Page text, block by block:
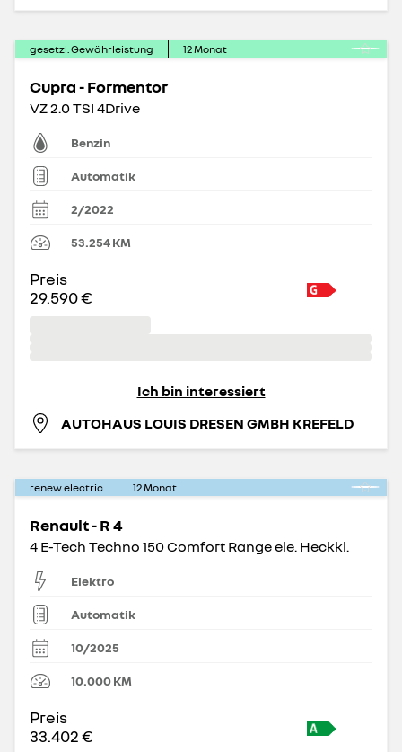
gesetzl. Gewährleistung 12Monat
Cupra - Formentor
VZ 2.0 TSI 4Drive
Benzin
Automatik
2/2022
53.254KM
Preis
29.590 €
Ich bin interessiert
AUTOHAUS LOUIS DRESEN GMBH KREFELD
renew electric 12Monat
Renault - R 4
4 E-Tech Techno 150 Comfort Range ele. Heckkl.
Elektro
Automatik
10/2025
10.000KM
Preis
33.402 €